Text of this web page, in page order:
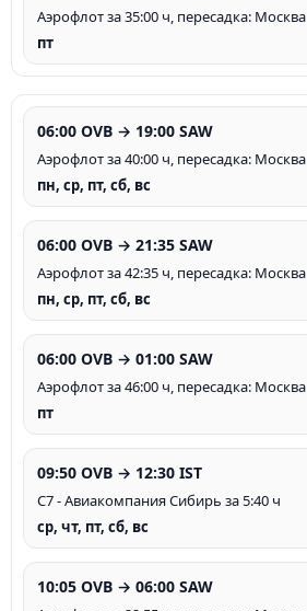
Аэрофлот за 35:00 ч, пересадка: Москва
пт
06:00 OVB → 19:00 SAW
Аэрофлот за 40:00 ч, пересадка: Москва
пн, ср, пт, сб, вс
06:00 OVB → 21:35 SAW
Аэрофлот за 42:35 ч, пересадка: Москва
пн, ср, пт, сб, вс
06:00 OVB → 01:00 SAW
Аэрофлот за 46:00 ч, пересадка: Москва
пт
09:50 OVB → 12:30 IST
С7 - Авиакомпания Сибирь за 5:40 ч
ср, чт, пт, сб, вс
10:05 OVB → 06:00 SAW